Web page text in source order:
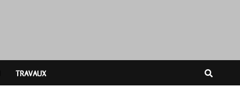
TRAVAUX